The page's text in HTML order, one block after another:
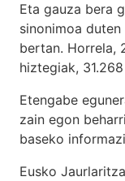
Eta gauza bera
sinonimoa
bertan. Horrela,
hiztegiak,
Etengabe
zain egon
baseko
Eusko